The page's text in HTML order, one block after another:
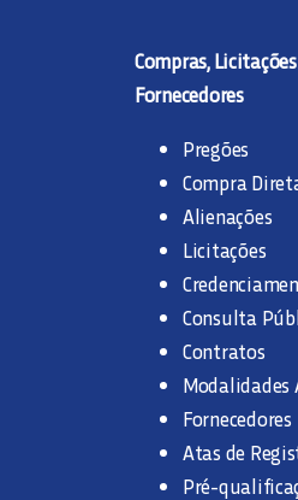
Compras,
Fornecedores
Pregões
Compra
Alienações
Licitações
Consulta
Contratos
Modalidades
Fornecedores
Atas de
Pré-